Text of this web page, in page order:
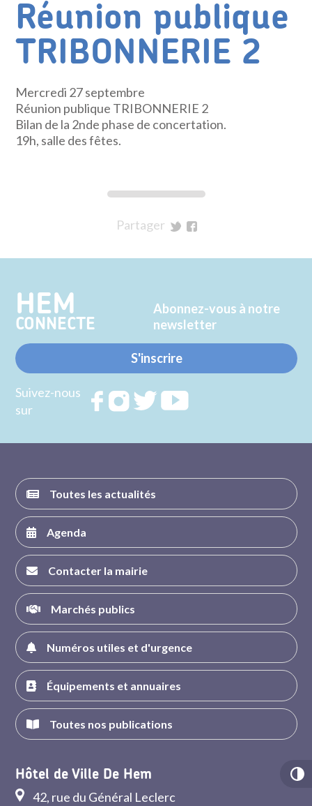
Réunion publique
TRIBONNERIE 2
Mercredi 27 septembre
Réunion publique TRIBONNERIE 2
Bilan de la 2nde phase de concertation.
19h, salle des fêtes.
Partager
Twitter
Facebook
HEM
CONNECTE
Abonnez-vous à notre
newsletter
S'inscrire
Suivez-nous
sur
RejoignezRejoignezRejoignez
Toutes les actualités
Agenda
Contacter la mairie
Marchés publics
Numéros utiles et d'urgence
Équipements et annuaires
Toutes nos publications
Hôtel de Ville De Hem
42, rue du Général Leclerc